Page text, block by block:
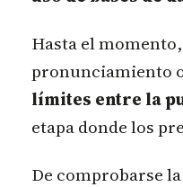
Hasta el
pronunciamiento
límites entre la
etapa donde los
De comprobarse